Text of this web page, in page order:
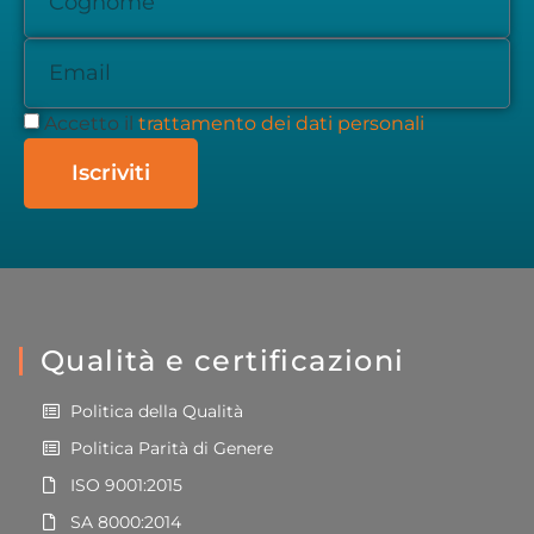
Accetto il trattamento dei dati personali
Iscriviti
Qualità e certificazioni
Politica della Qualità
Politica Parità di Genere
ISO 9001:2015
SA 8000:2014